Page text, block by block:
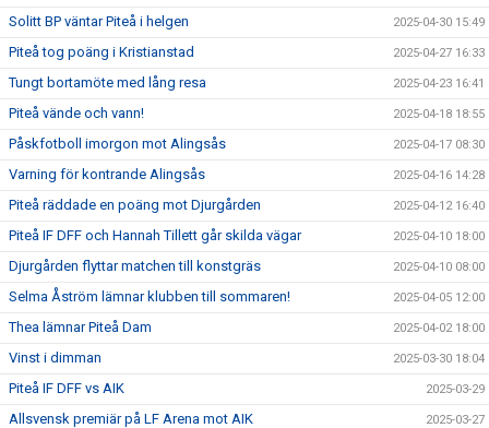
Solitt BP väntar Piteå i helgen 2025-04-30 15:49
Piteå tog poäng i Kristianstad 2025-04-27 16:33
Tungt bortamöte med lång resa 2025-04-23 16:41
Piteå vände och vann! 2025-04-18 18:55
Påskfotboll imorgon mot Alingsås 2025-04-17 08:30
Varning för kontrande Alingsås 2025-04-16 14:28
Piteå räddade en poäng mot Djurgården 2025-04-12 16:40
Piteå IF DFF och Hannah Tillett går skilda vägar 2025-04-10 18:00
Djurgården flyttar matchen till konstgräs 2025-04-10 08:00
Selma Åström lämnar klubben till sommaren! 2025-04-05 12:00
Thea lämnar Piteå Dam 2025-04-02 18:00
Vinst i dimman 2025-03-30 18:04
Piteå IF DFF vs AIK 2025-03-29
Allsvensk premiär på LF Arena mot AIK 2025-03-27